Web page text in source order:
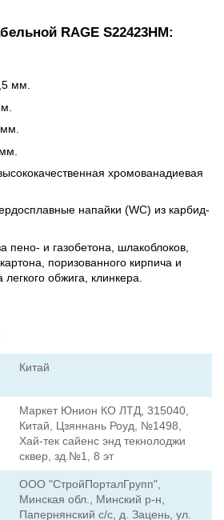
RAGE S22423HM:
мм.
хромованадиевая
напайки (WC) из карбид-
пено- и газобетона, шлакоблоков,
поризованного кирпича и
обжига, клинкера.
Китай
Маркет Юнион КО ЛТД, 315040,
Китай, Цзяннань Роуд, №1498,
Хай-тек сайенс энд текнолоджи
сквер, зд.№1, 8 эт
ООО "СтройПорталГрупп",
Минская обл., Минский р-н,
Папернянский с/с, д. Зацень, ул.